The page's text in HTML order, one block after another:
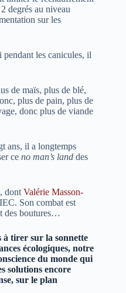
degrés au niveau
sur les
les canicules, il
de maïs, plus de blé,
plus de pain, plus de
donc plus de viande
ans, il a longtemps
ce no man’s land des
dont Valérie Masson-
Son combat est
des boutures…
à tirer sur la sonnette
écologiques, notre
du monde qui
solutions encore
sur le plan